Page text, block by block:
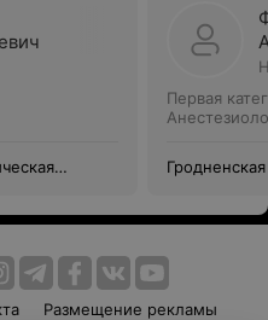
Первая
Размещение рекламы